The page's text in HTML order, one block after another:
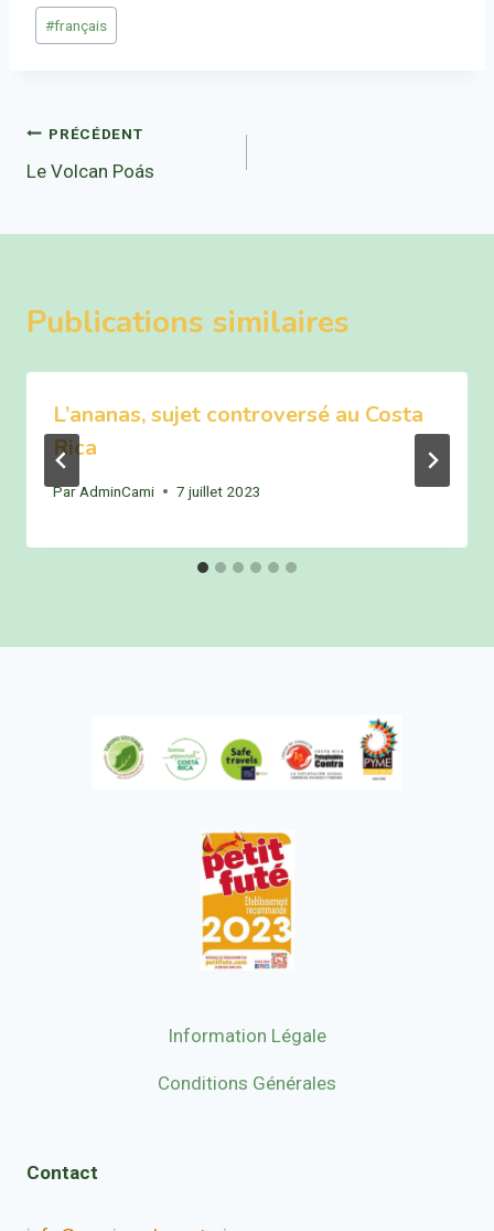
Étiquettes
de
#français
Navigation
de
l’article
PRÉCÉDENT
Le Volcan Poás
Publications similaires
L’ananas, sujet controversé au Costa
Rica
Par AdminCami 7 juillet 2023
Information Légale
Conditions Générales
Contact